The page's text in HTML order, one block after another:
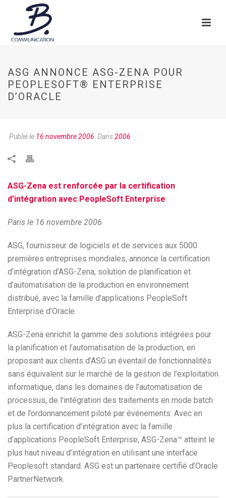
ASG ANNONCE ASG-ZENA POUR
PEOPLESOFT® ENTERPRISE
D’ORACLE
Publié le 16 novembre 2006 Dans2006
ASG-Zena est renforcée par la certification
d’intégration avec PeopleSoft Enterprise
Paris le 16 novembre 2006
ASG, fournisseur de logiciels et de services aux 5000
premières entreprises mondiales, annonce la certification
d’intégration d’ASG-Zena, solution de planification et
d’automatisation de la production en environnement
distribué, avec la famille d’applications PeopleSoft
Enterprise d’Oracle.
ASG-Zena enrichit la gamme des solutions intégrées pour
la planification et l’automatisation de la production, en
proposant aux clients d’ASG un éventail de fonctionnalités
sans équivalent sur le marché de la gestion de l’exploitation
informatique, dans les domaines de l’automatisation de
processus, de l’intégration des traitements en mode batch
et de l’ordonnancement piloté par événements. Avec en
plus la certification d’intégration avec la famille
d’applications PeopleSoft Enterprise, ASG-Zena™ atteint le
plus haut niveau d’intégration en utilisant une interface
Peoplesoft standard. ASG est un partenaire certifié d’Oracle
PartnerNetwork.